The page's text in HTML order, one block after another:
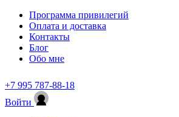
Программа привилегий
Оплата и доставка
Контакты
Блог
Обо мне
+7 995 787-88-18
Войти